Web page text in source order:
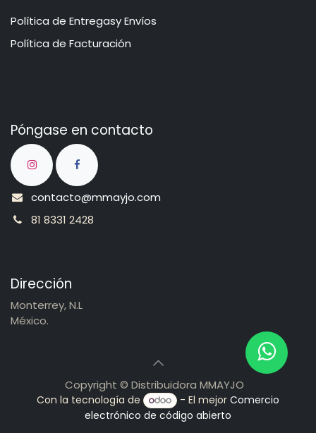
Política de Entregasy Envíos
​​​​​P​o​l​​ít​ica de Facturación
Póngase en contacto
contacto@mmayjo.com
81 8331 2428
Dirección
Monterrey, N.L
México.
Copyright © Distribuidora MMAYJO
Con la tecnología de - El mejorComercio
electrónico de código abierto